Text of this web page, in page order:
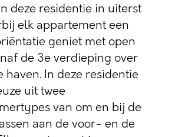
deze residentie in uiterst
elk appartement een
geniet met open
de 3e verdieping over
haven. In deze residentie
uit twee
van om en bij de
aan de voor- en de